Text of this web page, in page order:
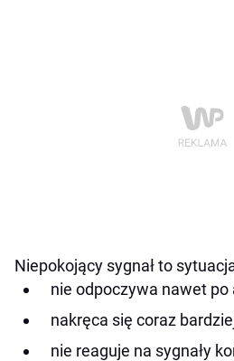
Niepokojący sygnał to
nie odpoczywa nawet po
nakręca się coraz
nie reaguje na sygnały